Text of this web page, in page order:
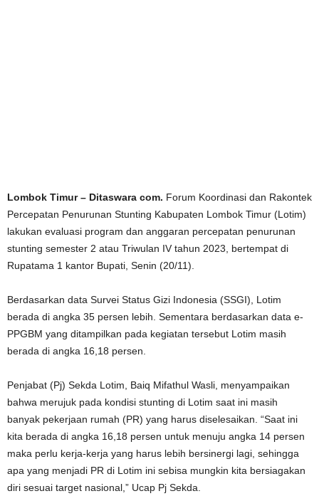
Lombok Timur – Ditaswara com. Forum Koordinasi dan Rakontek
Percepatan Penurunan Stunting Kabupaten Lombok Timur (Lotim)
lakukan evaluasi program dan anggaran percepatan penurunan
stunting semester 2 atau Triwulan IV tahun 2023, bertempat di
Rupatama 1 kantor Bupati, Senin (20/11).
Berdasarkan data Survei Status Gizi Indonesia (SSGI), Lotim
berada di angka 35 persen lebih. Sementara berdasarkan data e-
PPGBM yang ditampilkan pada kegiatan tersebut Lotim masih
berada di angka 16,18 persen.
Penjabat (Pj) Sekda Lotim, Baiq Mifathul Wasli, menyampaikan
bahwa merujuk pada kondisi stunting di Lotim saat ini masih
banyak pekerjaan rumah (PR) yang harus diselesaikan. “Saat ini
kita berada di angka 16,18 persen untuk menuju angka 14 persen
maka perlu kerja-kerja yang harus lebih bersinergi lagi, sehingga
apa yang menjadi PR di Lotim ini sebisa mungkin kita bersiagakan
diri sesuai target nasional,” Ucap Pj Sekda.